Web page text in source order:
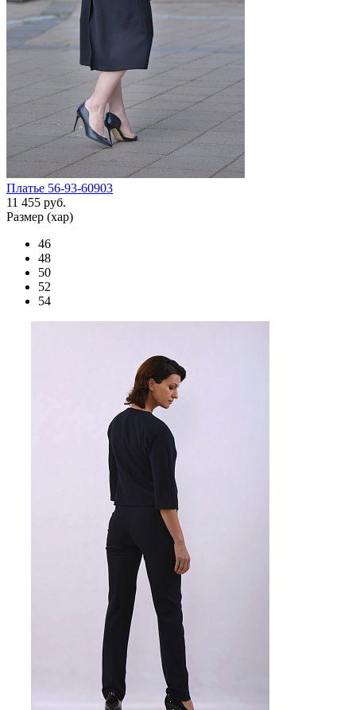
Платье 56-93-60903
11 455 руб.
Размер (хар)
46
48
50
52
54